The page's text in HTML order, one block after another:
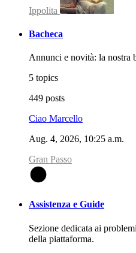
Ippolita
Bacheca
Annunci e novità: la nostra
5 topics
449 posts
Ciao Marcello
Aug. 4, 2026, 10:25 a.m.
Gran Passo
Assistenza e Guide
Sezione dedicata ai
della piattaforma.